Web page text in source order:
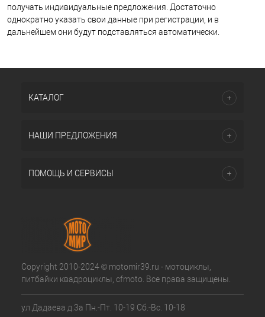
получать индивидуальные предложения. Достаточно
однократно указать свои данные при регистрации, и в
дальнейшем они будут подставляться автоматически.
КАТАЛОГ
НАШИ ПРЕДЛОЖЕНИЯ
ПОМОЩЬ И СЕРВИСЫ
Copyright 2010-2024 © motomir39.ru - мотоциклы,
питбайки квадроциклы, cfmoto. Все права защищены.
ул.Дадаева д.3а Пн.-Пт. 10-19 Сб.-Вс. 10-18